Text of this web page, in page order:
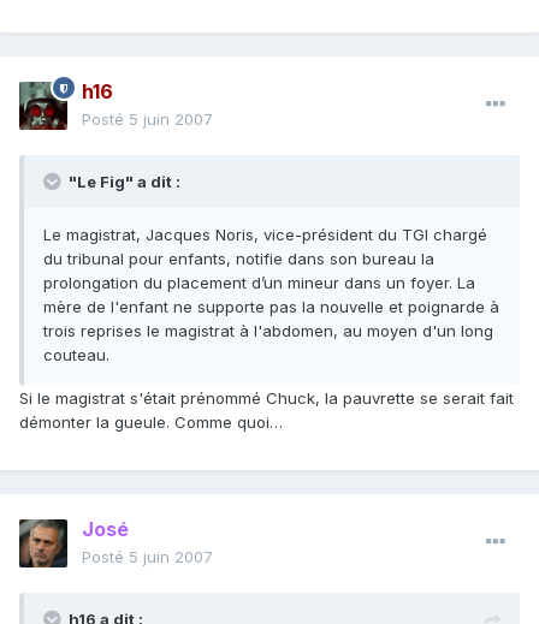
h16
Posté 5 juin 2007
"Le Fig" a dit :
Le magistrat, Jacques Noris, vice-président du TGI chargé
du tribunal pour enfants, notifie dans son bureau la
prolongation du placement d’un mineur dans un foyer. La
mère de l'enfant ne supporte pas la nouvelle et poignarde à
trois reprises le magistrat à l'abdomen, au moyen d'un long
couteau.
Si le magistrat s'était prénommé Chuck, la pauvrette se serait fait
démonter la gueule. Comme quoi…
José
Posté 5 juin 2007
h16 a dit :